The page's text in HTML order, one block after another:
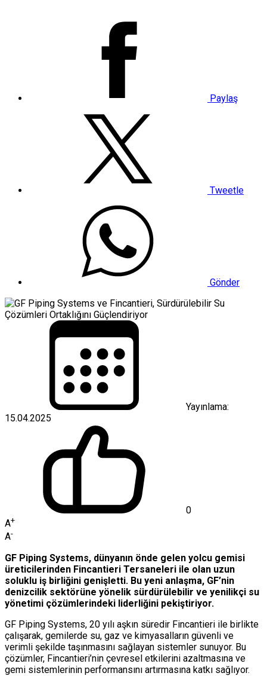
Paylaş
Tweetle
Gönder
Yayınlama:
15.04.2025
0
A+
A-
GF Piping Systems, dünyanın önde gelen yolcu gemisi
üreticilerinden Fincantieri Tersaneleri ile olan uzun
soluklu iş birliğini genişletti. Bu yeni anlaşma, GF’nin
denizcilik sektörüne yönelik sürdürülebilir ve yenilikçi su
yönetimi çözümlerindeki liderliğini pekiştiriyor.
GF Piping Systems, 20 yılı aşkın süredir Fincantieri ile birlikte
çalışarak, gemilerde su, gaz ve kimyasalların güvenli ve
verimli şekilde taşınmasını sağlayan sistemler sunuyor. Bu
çözümler, Fincantieri’nin çevresel etkilerini azaltmasına ve
gemi sistemlerinin performansını artırmasına katkı sağlıyor.